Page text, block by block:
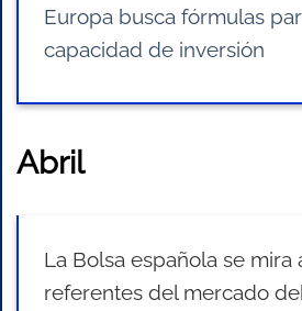
Europa busca fórmulas
capacidad de inversión
Abril
La Bolsa española se mira
referentes del mercado